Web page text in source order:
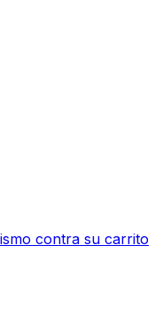
contra su carrito